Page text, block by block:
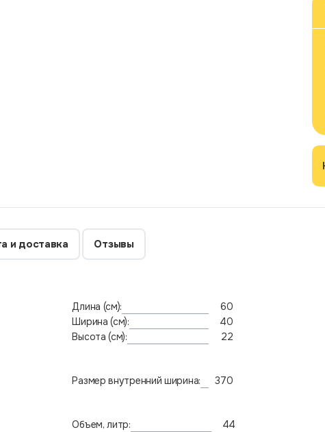
и доставка Отзывы
Длина (см):
60
Ширина (см):
40
Высота (см): 22
Размер внутренний ширина: 370
Объем, литр: 44